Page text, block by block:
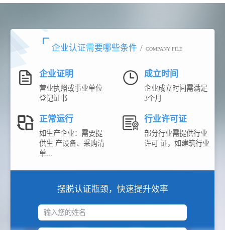
企业认证需要哪些条件 / COMPANY FILE
企业证明
营业执照或事业单位
登记证书
成立时间
企业成立时间需满足
3个月
正常运行
如生产企业：需要提
供生 产设备、采购清
单...
行业许可证
部分行业需提供行业
许可 证，如建筑行业
摆脱认证瓶颈，快速提升效率
输入您的姓名